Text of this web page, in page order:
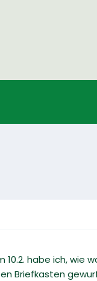
habe ich,
Briefkasten